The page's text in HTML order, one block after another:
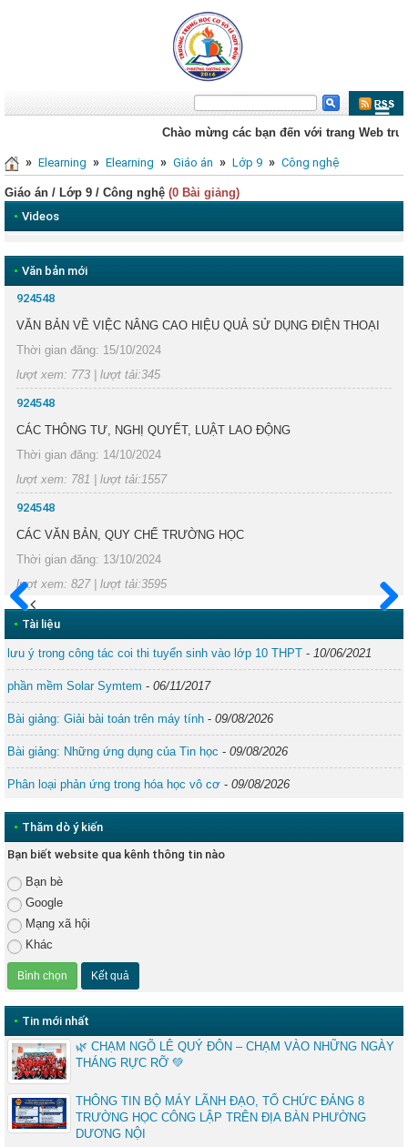
Chào mừng các bạn đến với trang Web
» Elearning » Elearning » Giáo án » Lớp 9 » Công nghệ
Giáo án / Lớp 9 / Công nghệ (0 Bài giảng)
• Videos
Trước
• Văn bản mới
924548
VĂN BẢN VỀ VIỆC NÂNG CAO HIỆU QUẢ SỬ DỤNG ĐIỆN THOẠI
Thời gian đăng: 15/10/2024
lượt xem: 773 | lượt tải:345
924548
CÁC THÔNG TƯ, NGHỊ QUYẾT, LUẬT LAO ĐỘNG
Thời gian đăng: 14/10/2024
lượt xem: 781 | lượt tải:1557
924548
CÁC VĂN BẢN, QUY CHẾ TRƯỜNG HỌC
Thời gian đăng: 13/10/2024
lượt xem: 827 | lượt tải:3595
• Tài liệu
lưu ý trong công tác coi thi tuyển sinh vào lớp 10 THPT - 10/06/2021
phần mềm Solar Symtem - 06/11/2017
Bài giảng: Giải bài toán trên máy tính - 09/08/2026
Bài giảng: Những ứng dụng của Tin học - 09/08/2026
Phân loại phản ứng trong hóa học vô cơ - 09/08/2026
• Thăm dò ý kiến
Bạn biết website qua kênh thông tin nào
Bạn bè
Google
Mạng xã hội
Khác
• Tin mới nhất
🌿 CHẠM NGÕ LÊ QUÝ ĐÔN – CHẠM VÀO NHỮNG NGÀY
THÁNG RỰC RỠ 💚
THÔNG TIN BỘ MÁY LÃNH ĐẠO, TỔ CHỨC ĐẢNG 8
TRƯỜNG HỌC CÔNG LẬP TRÊN ĐỊA BÀN PHƯỜNG
DƯƠNG NỘI